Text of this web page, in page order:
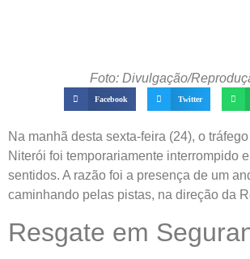
Foto: Divulgação/
Facebook Twitter
Na manhã desta sexta-feira (24), o
Niterói foi temporariamente interrompido
sentidos. A razão foi a presença de um
caminhando pelas pistas, na direção da
Resgate em